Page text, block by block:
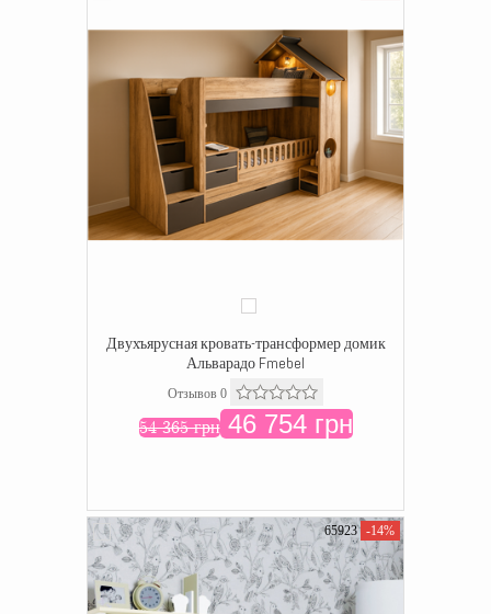
Двухъярусная кровать-трансформер домик
Альварадо Fmebel
Отзывов 0
54 365 грн46 754 грн
65923 -14%